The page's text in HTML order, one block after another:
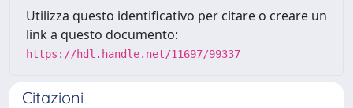
Utilizza questo identificativo per citare o creare un
link a questo documento:
https://hdl.handle.net/11697/99337
Citazioni